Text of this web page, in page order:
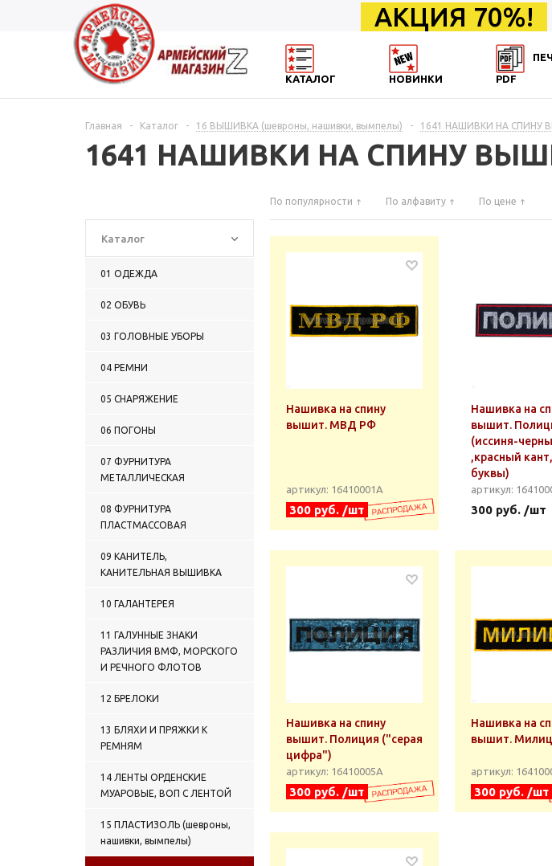
АКЦИЯ 70%!
КАТАЛОГ НОВИНКИ
PDF
Главная - Каталог - 16 ВЫШИВКА (шевроны, нашивки, вымпелы) - 1641 НАШИВКИ НА СПИНУ
1641 НАШИВКИ НА СПИНУ
Каталог
01 ОДЕЖДА
02 ОБУВЬ
03 ГОЛОВНЫЕ УБОРЫ
04 РЕМНИ
05 СНАРЯЖЕНИЕ
06 ПОГОНЫ
07 ФУРНИТУРА
МЕТАЛЛИЧЕСКАЯ
08 ФУРНИТУРА
ПЛАСТМАССОВАЯ
09 КАНИТЕЛЬ,
КАНИТЕЛЬНАЯ ВЫШИВКА
10 ГАЛАНТЕРЕЯ
11 ГАЛУННЫЕ ЗНАКИ
РАЗЛИЧИЯ ВМФ, МОРСКОГО
И РЕЧНОГО ФЛОТОВ
12 БРЕЛОКИ
13 БЛЯХИ И ПРЯЖКИ К
РЕМНЯМ
14 ЛЕНТЫ ОРДЕНСКИЕ
МУАРОВЫЕ, ВОП С ЛЕНТОЙ
15 ПЛАСТИЗОЛЬ (шевроны,
нашивки, вымпелы)
По популярности По алфавиту По цене
Нашивка на спину
вышит. МВД РФ
артикул: 16410001А
300 руб. /шт
Нашивка на
вышит.
(иссиня-
,красный
буквы)
артикул:
300 руб. /шт
Нашивка на спину
вышит. Полиция ("серая
цифра")
артикул: 16410005А
300 руб. /шт
Нашивка на
вышит.
артикул:
300 руб. /шт